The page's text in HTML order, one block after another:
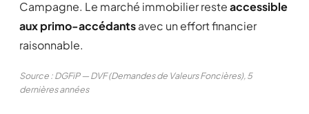
Campagne. Le marché immobilier resteaccessible
aux primo-accédantsavec un effort financier
raisonnable.
Source : DGFiP — DVF (Demandes de Valeurs Foncières), 5
dernières années